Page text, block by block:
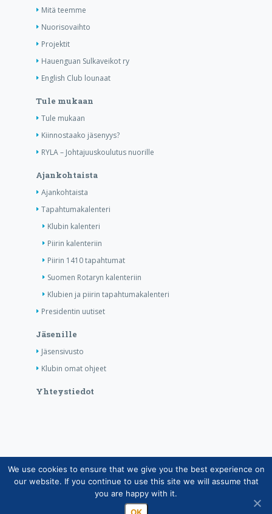
Mitä teemme
Nuorisovaihto
Projektit
Hauenguan Sulkaveikot ry
English Club lounaat
Tule mukaan
Tule mukaan
Kiinnostaako jäsenyys?
RYLA – Johtajuuskoulutus nuorille
Ajankohtaista
Ajankohtaista
Tapahtumakalenteri
Klubin kalenteri
Piirin kalenteriin
Piirin 1410 tapahtumat
Suomen Rotaryn kalenteriin
Klubien ja piirin tapahtumakalenteri
Presidentin uutiset
Jäsenille
Jäsensivusto
Klubin omat ohjeet
Yhteystiedot
Copyright © Suomen Rotarypalvelu ry 2026 |
Jäsentietojärjestelmän tietosuojaseloste|Henkilötietojen
käsittely Rotarytoiminnassa
We use cookies to ensure that we give you the best experience on
our website. If you continue to use this site we will assume that
you are happy with it.